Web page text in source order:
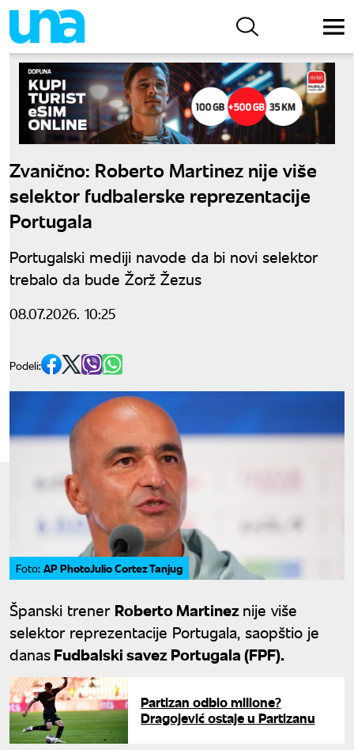
Zvanično: Roberto Martinez nije više
selektor fudbalerske reprezentacije
Portugala
Portugalski mediji navode da bi novi selektor
trebalo da bude Žorž Žezus
08.07.2026. 10:25
Podeli:
Foto: AP PhotoJulio Cortez Tanjug
Španski trener Roberto Martineznije više
selektor reprezentacije Portugala, saopštio je
danasFudbalski savez Portugala (FPF).
Partizan odbio milione?
Dragojević ostaje u Partizanu